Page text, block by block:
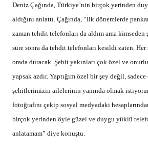
Deniz Çağında, Türkiye’nin birçok yerinden
aldığını anlattı. Çağında, “İlk dönemlerde
zaman tehdit telefonları da aldım ama
süre sonra da tehdit telefonları kesildi zaten. Her
orada duracak. Şehit yakınları çok özel ve
yapsak azdır. Yaptığım özel bir şey değil,
şehitlerimizin ailelerinin yanında olmak
fotoğrafını çekip sosyal medyadaki
birçok yerinden öyle güzel ve duygu yüklü
anlatamam” diye konuştu.